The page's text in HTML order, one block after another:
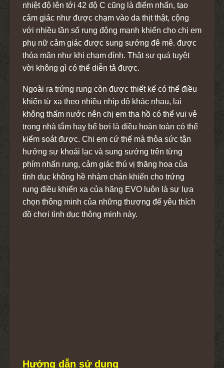
nhiệt độ lên tới 42 độ C cũng là điểm nhấn, tạo
cảm giác như được chạm vào da thịt thật, cộng
với nhiều tần số rung động mạnh khiến cho chị em
phụ nữ cảm giác được sung sướng đê mê. được
thỏa mãn như khi chạm đỉnh. Thật sự quá tuyệt
vời không gì có thể diễn tả được.
Ngoài ra trứng rung còn được thiết kế có thể điều
khiển từ xa theo nhiều nhịp độ khác nhau, lại
không thấm nước nên chị em tha hồ có thể vui vẻ
trong nhà tắm hay bể bơi là điều hoàn toàn có thể
kiểm soát được. Chi em cứ thế mà thỏa sức tận
hưởng sự khoái lạc và sung sướng trên từng
phím nhấn rung, cảm giác thú vị thăng hoa của
tình dục không hề nhàm chán khiến cho trứng
rung điều khiển xa của hãng EVO luôn là sự lựa
chọn thông minh của những thượng đế yêu thích
đồ chơi tình dục thông minh này.
Hướng dẫn sử dụng